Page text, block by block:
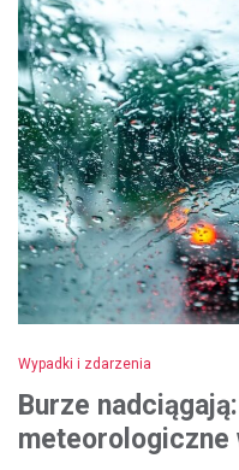
Wypadki i zdarzenia
Burze
meteorologiczne